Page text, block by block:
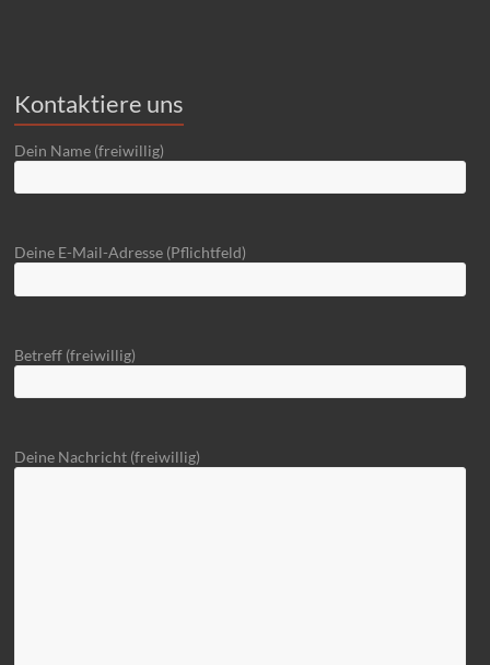
Kontaktiere uns
Dein Name (freiwillig)
Deine E-Mail-Adresse (Pflichtfeld)
Betreff (freiwillig)
Deine Nachricht (freiwillig)